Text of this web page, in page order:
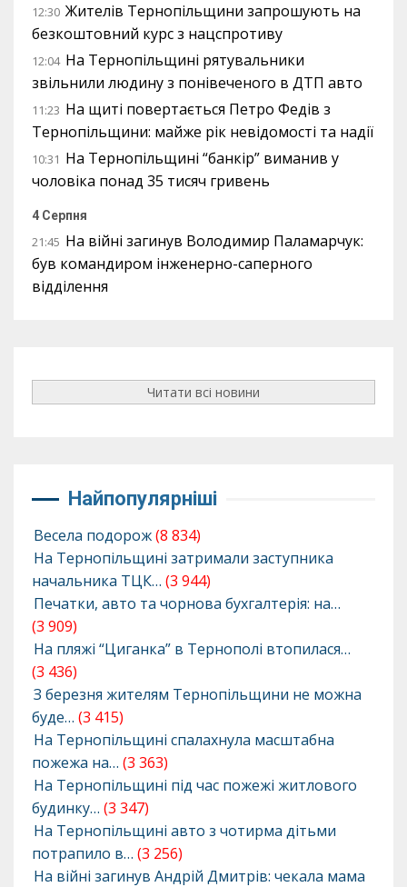
12:30 Жителів Тернопільщини запрошують на
безкоштовний курс з нацспротиву
12:04 На Тернопільщині рятувальники
звільнили людину з понівеченого в ДТП авто
11:23 На щиті повертається Петро Федів з
Тернопільщини: майже рік невідомості та надії
10:31 На Тернопільщині “банкір” виманив у
чоловіка понад 35 тисяч гривень
4 Серпня
21:45 На війні загинув Володимир Паламарчук:
був командиром інженерно-саперного
відділення
Читати всі новини
Найпопулярніші
Весела подорож(8 834)
На Тернопільщині затримали заступника
начальника ТЦК… (3 944)
Печатки, авто та чорнова бухгалтерія: на…
(3 909)
На пляжі “Циганка” в Тернополі втопилася…
(3 436)
З березня жителям Тернопільщини не можна
буде… (3 415)
На Тернопільщині спалахнула масштабна
пожежа на… (3 363)
На Тернопільщині під час пожежі житлового
будинку… (3 347)
На Тернопільщині авто з чотирма дітьми
потрапило в… (3 256)
На війні загинув Андрій Дмитрів: чекала мама